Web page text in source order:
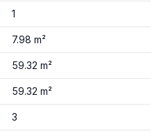
1
7.98 m²
59.32 m²
59.32 m²
3